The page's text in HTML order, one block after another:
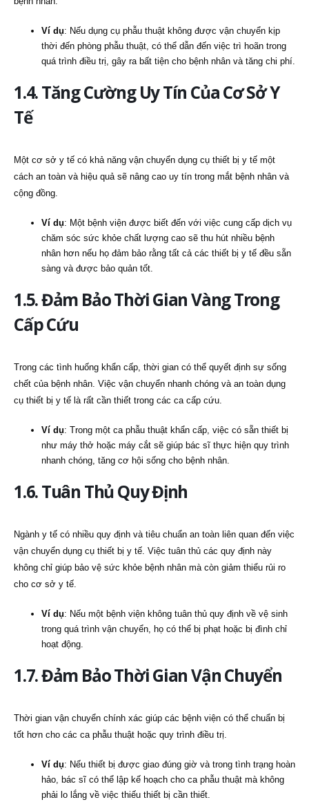
Ví dụ: Nếu dụng cụ phẫu thuật không được vận chuyển kịp
thời đến phòng phẫu thuật, có thể dẫn đến việc trì hoãn trong
quá trình điều trị, gây ra bất tiện cho bệnh nhân và tăng chi phí.
1.4. Tăng Cường Uy Tín Của Cơ Sở Y
Tế
Một cơ sở y tế có khả năng vận chuyển dụng cụ thiết bị y tế một
cách an toàn và hiệu quả sẽ nâng cao uy tín trong mắt bệnh nhân và
cộng đồng.
Ví dụ: Một bệnh viện được biết đến với việc cung cấp dịch vụ
chăm sóc sức khỏe chất lượng cao sẽ thu hút nhiều bệnh
nhân hơn nếu họ đảm bảo rằng tất cả các thiết bị y tế đều sẵn
sàng và được bảo quản tốt.
1.5. Đảm Bảo Thời Gian Vàng Trong
Cấp Cứu
Trong các tình huống khẩn cấp, thời gian có thể quyết định sự sống
chết của bệnh nhân. Việc vận chuyển nhanh chóng và an toàn dụng
cụ thiết bị y tế là rất cần thiết trong các ca cấp cứu.
Ví dụ: Trong một ca phẫu thuật khẩn cấp, việc có sẵn thiết bị
như máy thở hoặc máy cắt sẽ giúp bác sĩ thực hiện quy trình
nhanh chóng, tăng cơ hội sống cho bệnh nhân.
1.6. Tuân Thủ Quy Định
Ngành y tế có nhiều quy định và tiêu chuẩn an toàn liên quan đến việc
vận chuyển dụng cụ thiết bị y tế. Việc tuân thủ các quy định này
không chỉ giúp bảo vệ sức khỏe bệnh nhân mà còn giảm thiểu rủi ro
cho cơ sở y tế.
Ví dụ: Nếu một bệnh viện không tuân thủ quy định về vệ sinh
trong quá trình vận chuyển, họ có thể bị phạt hoặc bị đình chỉ
hoạt động.
1.7. Đảm Bảo Thời Gian Vận Chuyển
Thời gian vận chuyển chính xác giúp các bệnh viện có thể chuẩn bị
tốt hơn cho các ca phẫu thuật hoặc quy trình điều trị.
Ví dụ: Nếu thiết bị được giao đúng giờ và trong tình trạng hoàn
hảo, bác sĩ có thể lập kế hoạch cho ca phẫu thuật mà không
phải lo lắng về việc thiếu thiết bị cần thiết.